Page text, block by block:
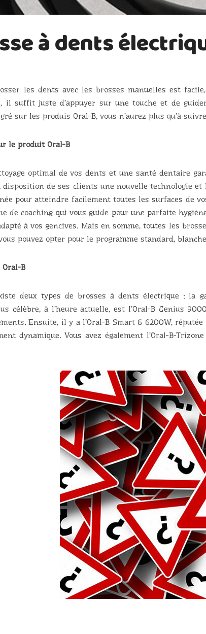
à dents
les dents avec les brosses manuelles est
il suffit juste d’appuyer sur une touche et de
sur les produis Oral-B, vous n’aurez plus qu’à
le produit Oral-B
optimal de vos dents et une santé dentaire
de ses clients une nouvelle technologie et
pour atteindre facilement toutes les surfaces de
de coaching qui vous guide pour une parfaite
à vos gencives. Mais en somme, toutes les
pouvez opter pour le programme standard,
Oral-B
deux types de brosses à dents électrique : la
célèbre, à l’heure actuelle, est l’Oral-B Genius
Ensuite, il y a l’Oral-B Smart 6 6200W,
dynamique. Vous avez également l’Oral-B-